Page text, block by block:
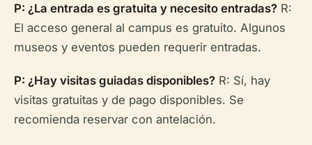
P: ¿La entrada es gratuita y necesito entradas? R:
El acceso general al campus es gratuito. Algunos
museos y eventos pueden requerir entradas.
P: ¿Hay visitas guiadas disponibles? R: Sí, hay
visitas gratuitas y de pago disponibles. Se
recomienda reservar con antelación.